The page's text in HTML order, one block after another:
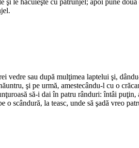
şi le hăcuieşte cu pătrunjel; apoi pune
vedre sau după mulţimea laptelui şi,
şi pe urmă, amestecându-l cu o
să-i dai în patru rânduri: întâi
o scândură, la teasc, unde să şadă vreo